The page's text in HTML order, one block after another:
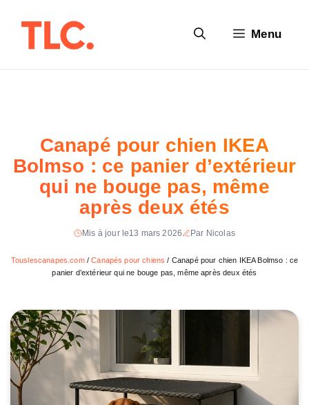
Menu
Canapé pour chien IKEA
Bolmso : ce panier d’extérieur
qui ne bouge pas, même
après deux étés
Mis à jour le13 mars 2026 Par Nicolas
Touslescanapes.com/Canapés pour chiens / Canapé pour chien IKEA Bolmso : ce
panier d’extérieur qui ne bouge pas, même après deux étés